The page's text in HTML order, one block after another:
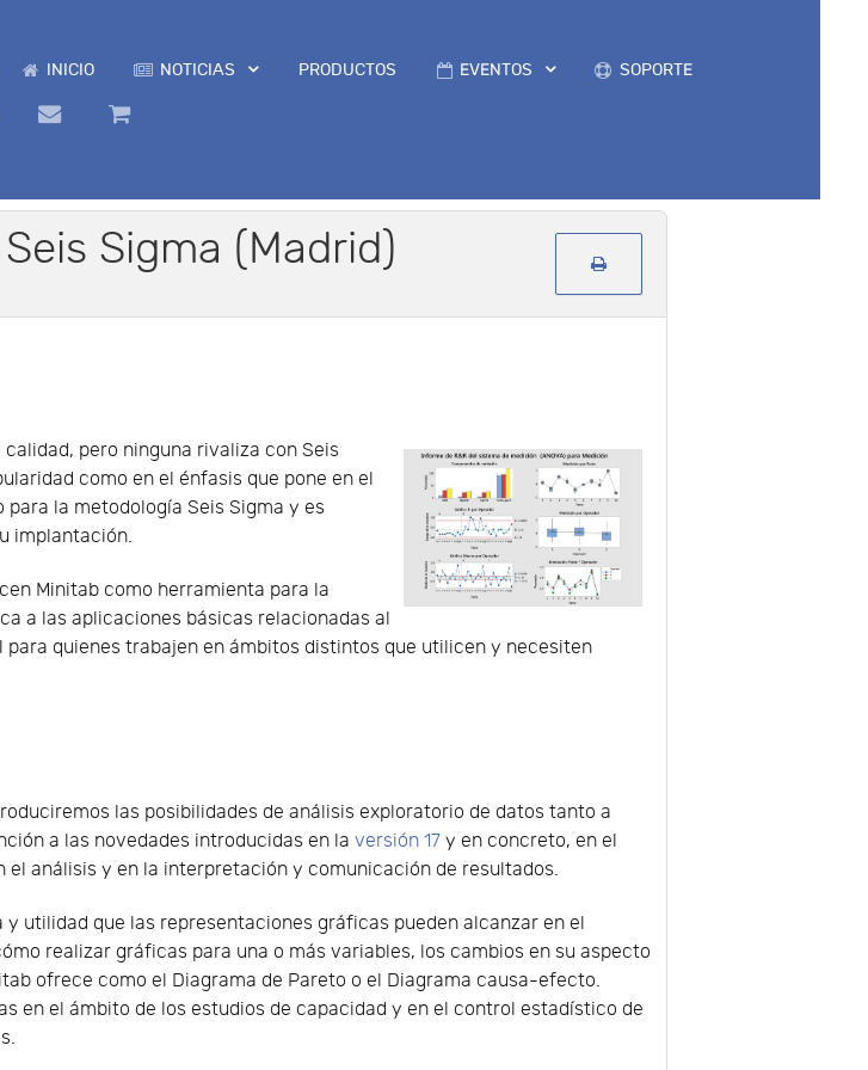
INICIO NOTICIAS PRODUCTOS EVENTOS SOPORTE
Sigma (Madrid)
pero ninguna rivaliza con Seis
como en el énfasis que pone en el
la metodología Seis Sigma y es
implantación.
Minitab como herramienta para la
a las aplicaciones básicas relacionadas al
quienes trabajen en ámbitos distintos que utilicen y necesiten
las posibilidades de análisis exploratorio de datos tanto a
a las novedades introducidas en laversión 17 y en concreto, en el
el análisis y en la interpretación y comunicación de resultados.
utilidad que las representaciones gráficas pueden alcanzar en el
realizar gráficas para una o más variables, los cambios en su aspecto
ofrece como el Diagrama de Pareto o el Diagrama causa-efecto.
en el ámbito de los estudios de capacidad y en el control estadístico de